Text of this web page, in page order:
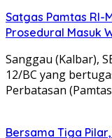
Satgas Pamtas RI-
Prosedural Masuk
Sanggau (Kalbar),
12/BC yang
Perbatasan
Bersama Tiga